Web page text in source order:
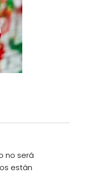
no será
están